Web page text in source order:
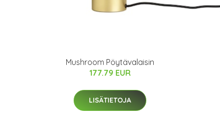
Mushroom Pöytävalaisin
177.79 EUR
LISÄTIETOJA